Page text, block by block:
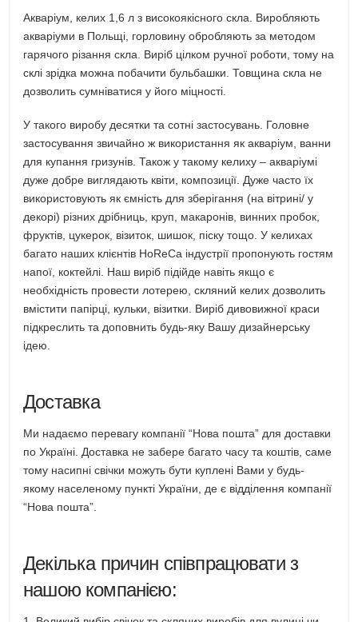
Акваріум, келих 1,6 л з високоякісного скла. Виробляють
акваріуми в Польщі, горловину обробляють за методом
гарячого різання скла. Виріб цілком ручної роботи, тому на
склі зрідка можна побачити бульбашки. Товщина скла не
дозволить сумніватися у його міцності.
У такого виробу десятки та сотні застосувань. Головне
застосування звичайно ж використання як акваріум, ванни
для купання гризунів. Також у такому келиху – акваріумі
дуже добре виглядають квіти, композиції. Дуже часто їх
використовують як ємність для зберігання (на вітрині/ у
декорі) різних дрібниць, круп, макаронів, винних пробок,
фруктів, цукерок, візиток, шишок, піску тощо. У келихах
багато наших клієнтів HoReCa індустрії пропонують гостям
напої, коктейлі. Наш виріб підійде навіть якщо є
необхідність провести лотерею, скляний келих дозволить
вмістити папірці, кульки, візитки. Виріб дивовижної краси
підкреслить та доповнить будь-яку Вашу дизайнерську
ідею.
Доставка
Ми надаємо перевагу компанії “Нова пошта” для доставки
по Україні. Доставка не забере багато часу та коштів, саме
тому насипні свічки можуть бути куплені Вами у будь-
якому населеному пункті України, де є відділення компанії
“Нова пошта”.
Декілька причин співпрацювати з
нашою компанією: